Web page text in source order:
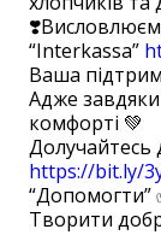
“Іnterkassa”
Ваша
Адже завдяки
комфорті 💚
Долучайтесь
https://bit.ly/
“Допомогти”
Творити